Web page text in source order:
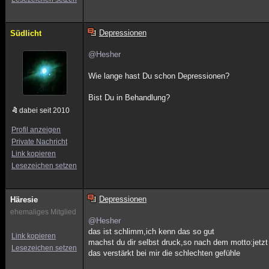
Südlicht
dabei seit 2010
Profil anzeigen
Private Nachricht
Link kopieren
Lesezeichen setzen
Depressionen
@Hesher
Wie lange hast Du schon Depressionen?
Bist Du in Behandlung?
Häresie
ehemaliges Mitglied
Link kopieren
Lesezeichen setzen
Depressionen
@Hesher
das ist schlimm,ich kenn das so gut
machst du dir selbst druck,so nach dem
das verstärkt bei mir die schlechten gefühle